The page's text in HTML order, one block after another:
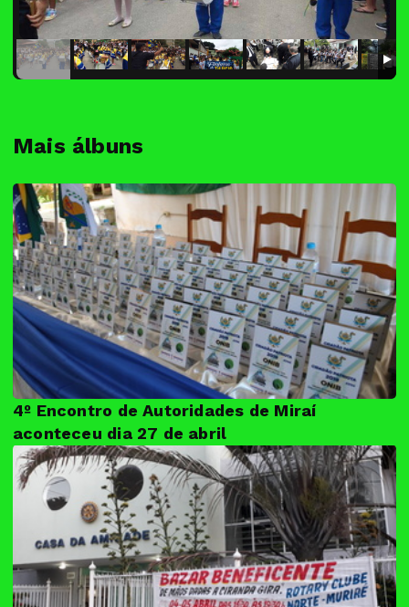
Mais álbuns
4º Encontro de Autoridades de Miraí
aconteceu dia 27 de abril